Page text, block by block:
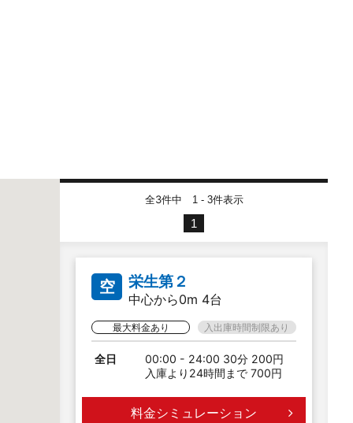
全3件中 1 - 3件表示
1
空 栄生第２
中心から0m 4台
最大料金あり 入出庫時間制限あり
全日
00:00 - 24:00 30分 200円
入庫より24時間まで 700円
料金シミュレーション